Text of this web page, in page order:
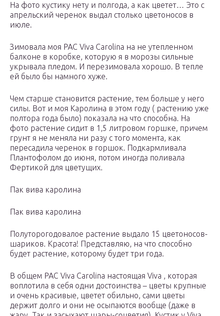
На фото кустику нету и полгода, а как цветет… Это с
апрельский черенок выдал столько цветоносов в
июле.
Зимовала моя PAC Viva Carolina на не утепленном
балконе в коробке, которую я в морозы сильные
укрывала пледом. И перезимовала хорошо. В тепле
ей было бы намного хуже.
Чем старше становится растение, тем больше у него
силы. Вот и моя Каролина в этом году ( растению уже
полтора года было) показала на что способна. На
фото растение сидит в 1,5 литровом горшке, причем
грунт я не меняла ни разу с того момента, как
пересадила черенок в горшок. Подкармливала
Плантофолом до июня, потом иногда поливала
Фертикой для цветущих.
Пак вива каролина
Пак вива каролина
Полуторогодовалое растение выдало 15 цветоносов-
шариков. Красота! Представляю, на что способно
будет растение, которому будет три года.
В общем PAC Viva Carolina настоящая Viva , которая
воплотила в себя одни достоинства – цветы крупные
и очень красивые, цветет обильно, сами цветы
держит долго и они не осыпаются вообще (даже в